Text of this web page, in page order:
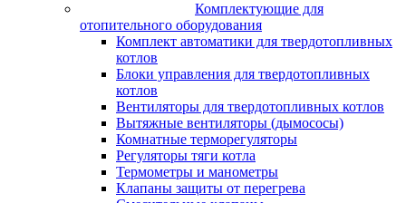
Комплектующие для
отопительного оборудования
Комплект автоматики для твердотопливных
котлов
Блоки управления для твердотопливных
котлов
Вентиляторы для твердотопливных котлов
Вытяжные вентиляторы (дымососы)
Комнатные терморегуляторы
Регуляторы тяги котла
Термометры и манометры
Клапаны защиты от перегрева